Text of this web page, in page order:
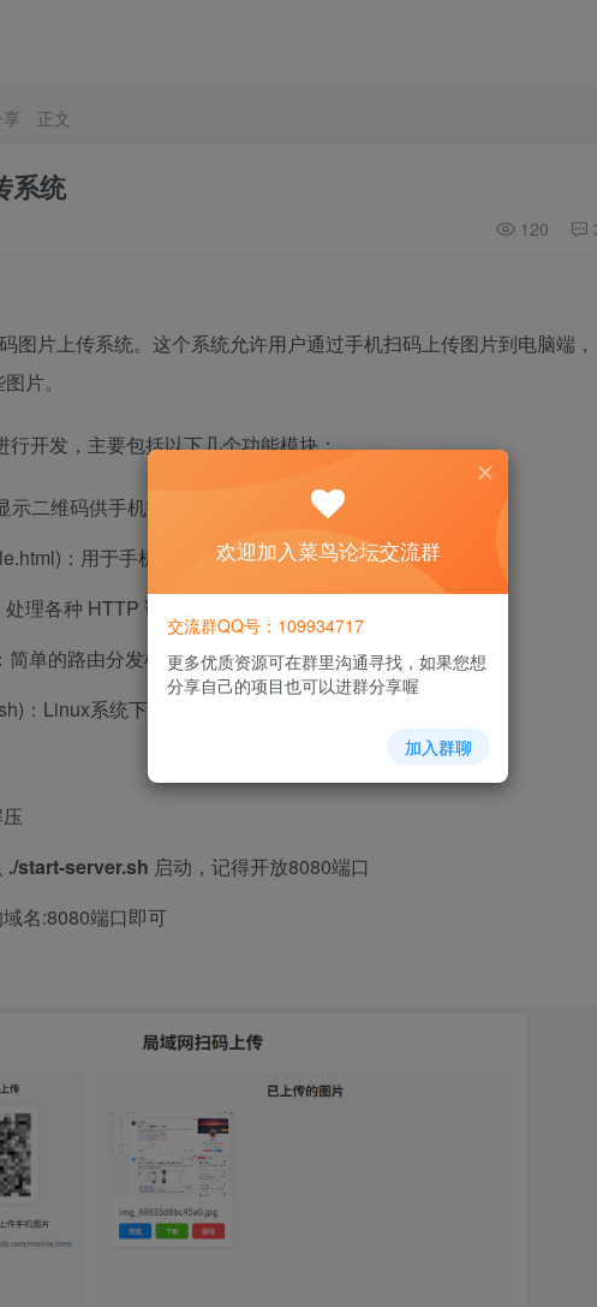
正文
系统
120
图片上传系统。这个系统允许用户通过手机扫码上传图片到电脑端，
片。
行开发，主要包括以下几个功能模块：
二维码供手机扫码，同时展示已上传的图片画廊
：用于手机拍照或选择图片上传
理各种 HTTP 请求，包括上传、删除、获取图片等功能
简单的路由分发机制
：Linux系统下一键启动服务脚本
./start-server.sh 启动，记得开放8080端口
名:8080端口即可
欢迎加入菜鸟论坛交流群
交流群QQ号：109934717
更多优质资源可在群里沟通寻找，如果您想
分享自己的项目也可以进群分享喔
加入群聊